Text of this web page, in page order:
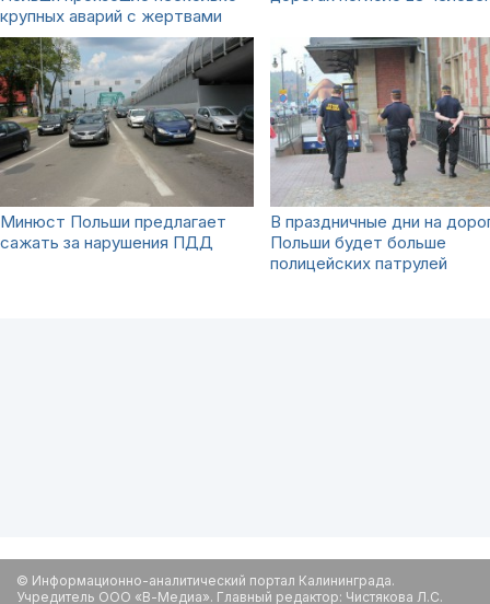
крупных аварий с жертвами
Минюст Польши предлагает
сажать за нарушения ПДД
В праздничные дни на
Польши будет больше
полицейских патрулей
© Информационно-аналитический портал Калининграда.
Учредитель ООО «В-Медиа». Главный редактор: Чистякова Л.С.